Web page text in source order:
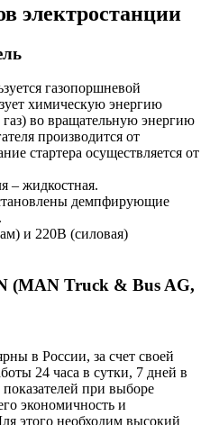
электростанции
газопоршневой
химическую энергию
во вращательную энергию
производится от
стартера осуществляется от
– жидкостная.
демпфирующие
и 220В (силовая)
(MAN Truck & Bus AG,
в России, за счет своей
24 часа в сутки, 7 дней в
при выборе
экономичность и
этого необходим высокий